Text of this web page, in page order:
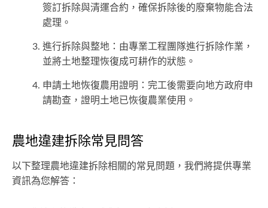
簽訂拆除與清運合約，確保拆除後的廢棄物能合法
處理。
進行拆除與整地：由專業工程團隊進行拆除作業，
並將土地整理恢復成可耕作的狀態。
申請土地恢復農用證明：完工後需要向地方政府申
請勘查，證明土地已恢復農業使用。
農地違建拆除常見問答
以下整理農地違建拆除相關的常見問題，我們將提供專業
資訊為您解答：